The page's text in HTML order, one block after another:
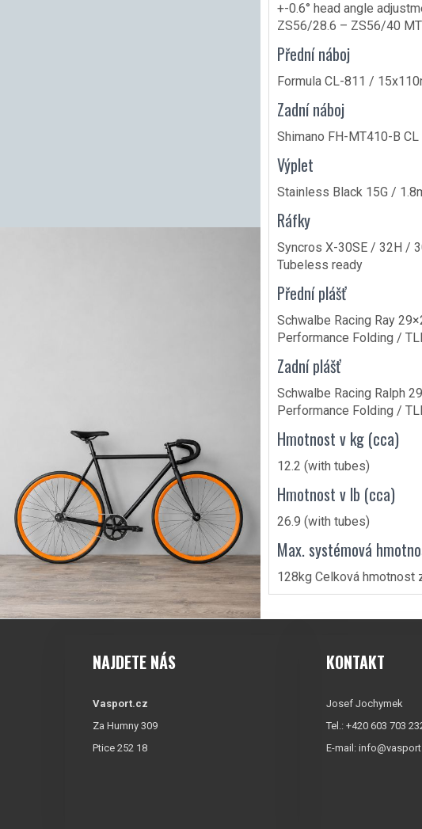
+-0.6° head angle
ZS56/28.6 – ZS56/40
Přední náboj
Formula CL-811 /
Zadní náboj
Shimano FH-MT410-B
Výplet
Stainless Black 15G /
Ráfky
Syncros X-30SE / 32H /
Tubeless ready
Přední plášť
Schwalbe Racing Ray
Performance Folding /
Zadní plášť
Schwalbe Racing Ralph
Performance Folding /
Hmotnost v kg (cca)
12.2 (with tubes)
Hmotnost v lb (cca)
26.9 (with tubes)
Max. systémová
128kg Celková hmotnost
NAJDETE NÁS
Vasport.cz
Za Humny 309
Ptice 252 18
KONTAKT
Josef Jochymek
Tel.: +420 603 703
E-mail: